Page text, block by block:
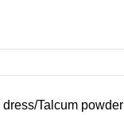
Talcum powder